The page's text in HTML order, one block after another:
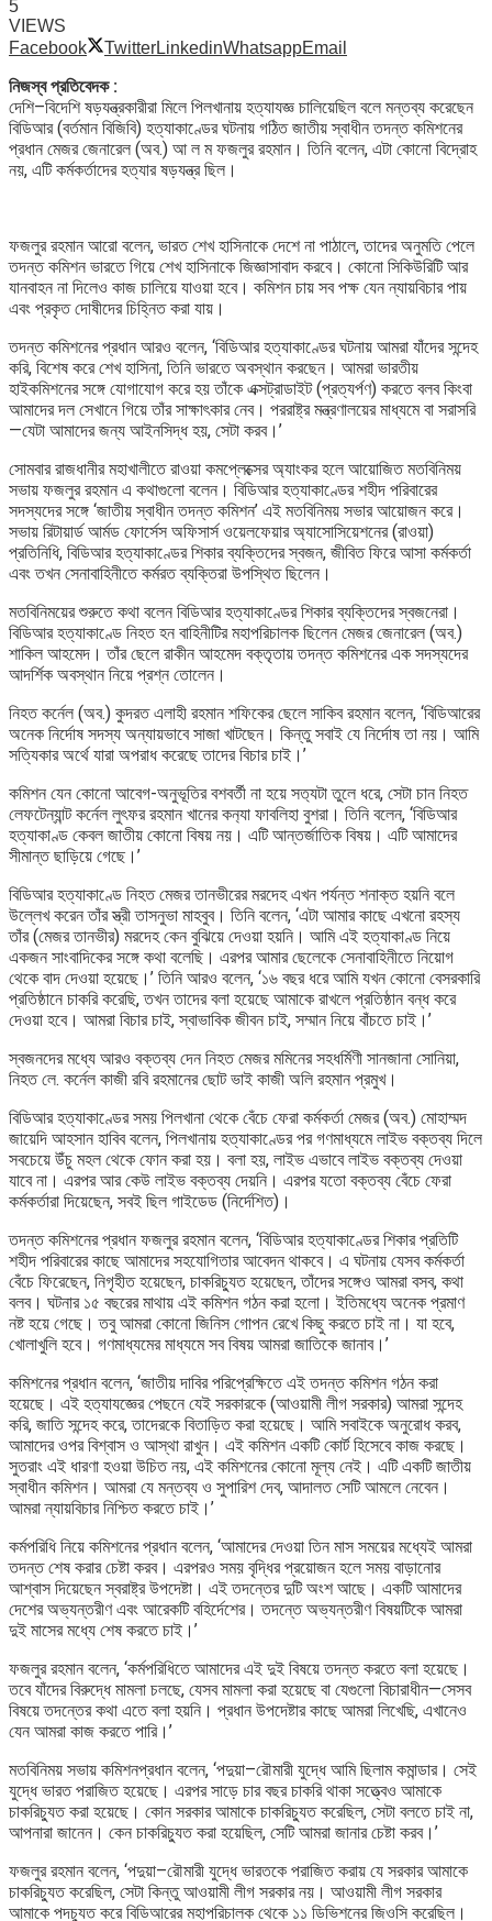
5
VIEWS
Facebook
TwitterLinkedinWhatsappEmail
নিজস্ব প্রতিবেদক :
দেশি–বিদেশি ষড়যন্ত্রকারীরা মিলে পিলখানায় হত্যাযজ্ঞ চালিয়েছিল বলে মন্তব্য করেছেন
বিডিআর (বর্তমান বিজিবি) হত্যাকাণ্ডের ঘটনায় গঠিত জাতীয় স্বাধীন তদন্ত কমিশনের
প্রধান মেজর জেনারেল (অব.) আ ল ম ফজলুর রহমান। তিনি বলেন, এটা কোনো বিদ্রোহ
নয়, এটি কর্মকর্তাদের হত্যার ষড়যন্ত্র ছিল।
ফজলুর রহমান আরো বলেন, ভারত শেখ হাসিনাকে দেশে না পাঠালে, তাদের অনুমতি পেলে
তদন্ত কমিশন ভারতে গিয়ে শেখ হাসিনাকে জিজ্ঞাসাবাদ করবে। কোনো সিকিউরিটি আর
যানবাহন না দিলেও কাজ চালিয়ে যাওয়া হবে। কমিশন চায় সব পক্ষ যেন ন্যায়বিচার পায়
এবং প্রকৃত দোষীদের চিহ্নিত করা যায়।
তদন্ত কমিশনের প্রধান আরও বলেন, ‘বিডিআর হত্যাকাণ্ডের ঘটনায় আমরা যাঁদের সন্দেহ
করি, বিশেষ করে শেখ হাসিনা, তিনি ভারতে অবস্থান করছেন। আমরা ভারতীয়
হাইকমিশনের সঙ্গে যোগাযোগ করে হয় তাঁকে এক্সট্রাডাইট (প্রত্যর্পণ) করতে বলব কিংবা
আমাদের দল সেখানে গিয়ে তাঁর সাক্ষাৎকার নেব। পররাষ্ট্র মন্ত্রণালয়ের মাধ্যমে বা সরাসরি
—যেটা আমাদের জন্য আইনসিদ্ধ হয়, সেটা করব।’
সোমবার রাজধানীর মহাখালীতে রাওয়া কমপ্লেক্সের অ্যাংকর হলে আয়োজিত মতবিনিময়
সভায় ফজলুর রহমান এ কথাগুলো বলেন। বিডিআর হত্যাকাণ্ডের শহীদ পরিবারের
সদস্যদের সঙ্গে ‘জাতীয় স্বাধীন তদন্ত কমিশন’ এই মতবিনিময় সভার আয়োজন করে।
সভায় রিটায়ার্ড আর্মড ফোর্সেস অফিসার্স ওয়েলফেয়ার অ্যাসোসিয়েশনের (রাওয়া)
প্রতিনিধি, বিডিআর হত্যাকাণ্ডের শিকার ব্যক্তিদের স্বজন, জীবিত ফিরে আসা কর্মকর্তা
এবং তখন সেনাবাহিনীতে কর্মরত ব্যক্তিরা উপস্থিত ছিলেন।
মতবিনিময়ের শুরুতে কথা বলেন বিডিআর হত্যাকাণ্ডের শিকার ব্যক্তিদের স্বজনেরা।
বিডিআর হত্যাকাণ্ডে নিহত হন বাহিনীটির মহাপরিচালক ছিলেন মেজর জেনারেল (অব.)
শাকিল আহমেদ। তাঁর ছেলে রাকীন আহমেদ বক্তৃতায় তদন্ত কমিশনের এক সদস্যদের
আদর্শিক অবস্থান নিয়ে প্রশ্ন তোলেন।
নিহত কর্নেল (অব.) কুদরত এলাহী রহমান শফিকের ছেলে সাকিব রহমান বলেন, ‘বিডিআরের
অনেক নির্দোষ সদস্য অন্যায়ভাবে সাজা খাটছেন। কিন্তু সবাই যে নির্দোষ তা নয়। আমি
সত্যিকার অর্থে যারা অপরাধ করেছে তাদের বিচার চাই।’
কমিশন যেন কোনো আবেগ-অনুভূতির বশবর্তী না হয়ে সত‍্যটা তুলে ধরে, সেটা চান নিহত
লেফটেন্যান্ট কর্নেল লুৎফর রহমান খানের কন‍্যা ফাবলিহা বুশরা। তিনি বলেন, ‘বিডিআর
হত্যাকাণ্ড কেবল জাতীয় কোনো বিষয় নয়। এটি আন্তর্জাতিক বিষয়। এটি আমাদের
সীমান্ত ছাড়িয়ে গেছে।’
বিডিআর হত্যাকাণ্ডে নিহত মেজর তানভীরের মরদেহ এখন পর্যন্ত শনাক্ত হয়নি বলে
উল্লেখ করেন তাঁর স্ত্রী তাসনুভা মাহবুব। তিনি বলেন, ‘এটা আমার কাছে এখনো রহস্য
তাঁর (মেজর তানভীর) মরদেহ কেন বুঝিয়ে দেওয়া হয়নি। আমি এই হত্যাকাণ্ড নিয়ে
একজন সাংবাদিকের সঙ্গে কথা বলেছি। এরপর আমার ছেলেকে সেনাবাহিনীতে নিয়োগ
থেকে বাদ দেওয়া হয়েছে।’ তিনি আরও বলেন, ‘১৬ বছর ধরে আমি যখন কোনো বেসরকারি
প্রতিষ্ঠানে চাকরি করেছি, তখন তাদের বলা হয়েছে আমাকে রাখলে প্রতিষ্ঠান বন্ধ করে
দেওয়া হবে। আমরা বিচার চাই, স্বাভাবিক জীবন চাই, সম্মান নিয়ে বাঁচতে চাই।’
স্বজনদের মধ্যে আরও বক্তব্য দেন নিহত মেজর মমিনের সহধর্মিণী সানজানা সোনিয়া,
নিহত লে. কর্নেল কাজী রবি রহমানের ছোট ভাই কাজী অলি রহমান প্রমুখ।
বিডিআর হত্যাকাণ্ডের সময় পিলখানা থেকে বেঁচে ফেরা কর্মকর্তা মেজর (অব.) মোহাম্মদ
জায়েদি আহসান হাবিব বলেন, পিলখানায় হত্যাকাণ্ডের পর গণমাধ্যমে লাইভ বক্তব্য দিলে
সবচেয়ে উঁচু মহল থেকে ফোন করা হয়। বলা হয়, লাইভ এভাবে লাইভ বক্তব্য দেওয়া
যাবে না। এরপর আর কেউ লাইভ বক্তব্য দেয়নি। এরপর যতো বক্তব্য বেঁচে ফেরা
কর্মকর্তারা দিয়েছেন, সবই ছিল গাইডেড (নির্দেশিত)।
তদন্ত কমিশনের প্রধান ফজলুর রহমান বলেন, ‘বিডিআর হত্যাকাণ্ডের শিকার প্রতিটি
শহীদ পরিবারের কাছে আমাদের সহযোগিতার আবেদন থাকবে। এ ঘটনায় যেসব কর্মকর্তা
বেঁচে ফিরেছেন, নিগৃহীত হয়েছেন, চাকরিচ্যুত হয়েছেন, তাঁদের সঙ্গেও আমরা বসব, কথা
বলব। ঘটনার ১৫ বছরের মাথায় এই কমিশন গঠন করা হলো। ইতিমধ্যে অনেক প্রমাণ
নষ্ট হয়ে গেছে। তবু আমরা কোনো জিনিস গোপন রেখে কিছু করতে চাই না। যা হবে,
খোলাখুলি হবে। গণমাধ্যমের মাধ্যমে সব বিষয় আমরা জাতিকে জানাব।’
কমিশনের প্রধান বলেন, ‘জাতীয় দাবির পরিপ্রেক্ষিতে এই তদন্ত কমিশন গঠন করা
হয়েছে। এই হত্যাযজ্ঞের পেছনে যেই সরকারকে (আওয়ামী লীগ সরকার) আমরা সন্দেহ
করি, জাতি সন্দেহ করে, তাদেরকে বিতাড়িত করা হয়েছে। আমি সবাইকে অনুরোধ করব,
আমাদের ওপর বিশ্বাস ও আস্থা রাখুন। এই কমিশন একটি কোর্ট হিসেবে কাজ করছে।
সুতরাং এই ধারণা হওয়া উচিত নয়, এই কমিশনের কোনো মূল্য নেই। এটি একটি জাতীয়
স্বাধীন কমিশন। আমরা যে মন্তব্য ও সুপারিশ দেব, আদালত সেটি আমলে নেবেন।
আমরা ন্যায়বিচার নিশ্চিত করতে চাই।’
কর্মপরিধি নিয়ে কমিশনের প্রধান বলেন, ‘আমাদের দেওয়া তিন মাস সময়ের মধ্যেই আমরা
তদন্ত শেষ করার চেষ্টা করব। এরপরও সময় বৃদ্ধির প্রয়োজন হলে সময় বাড়ানোর
আশ্বাস দিয়েছেন স্বরাষ্ট্র উপদেষ্টা। এই তদন্তের দুটি অংশ আছে। একটি আমাদের
দেশের অভ্যন্তরীণ এবং আরেকটি বহির্দেশের। তদন্তে অভ্যন্তরীণ বিষয়টিকে আমরা
দুই মাসের মধ্যে শেষ করতে চাই।’
ফজলুর রহমান বলেন, ‘কর্মপরিধিতে আমাদের এই দুই বিষয়ে তদন্ত করতে বলা হয়েছে।
তবে যাঁদের বিরুদ্ধে মামলা চলছে, যেসব মামলা করা হয়েছে বা যেগুলো বিচারাধীন—সেসব
বিষয়ে তদন্তের কথা এতে বলা হয়নি। প্রধান উপদেষ্টার কাছে আমরা লিখেছি, এখানেও
যেন আমরা কাজ করতে পারি।’
মতবিনিময় সভায় কমিশনপ্রধান বলেন, ‘পদুয়া–রৌমারী যুদ্ধে আমি ছিলাম কমান্ডার। সেই
যুদ্ধে ভারত পরাজিত হয়েছে। এরপর সাড়ে চার বছর চাকরি থাকা সত্ত্বেও আমাকে
চাকরিচ্যুত করা হয়েছে। কোন সরকার আমাকে চাকরিচ্যুত করেছিল, সেটা বলতে চাই না,
আপনারা জানেন। কেন চাকরিচ্যুত করা হয়েছিল, সেটি আমরা জানার চেষ্টা করব।’
ফজলুর রহমান বলেন, ‘পদুয়া–রৌমারী যুদ্ধে ভারতকে পরাজিত করায় যে সরকার আমাকে
চাকরিচ্যুত করেছিল, সেটা কিন্তু আওয়ামী লীগ সরকার নয়। আওয়ামী লীগ সরকার
আমাকে পদচ্যুত করে বিডিআরের মহাপরিচালক থেকে ১১ ডিভিশনের জিওসি করেছিল।